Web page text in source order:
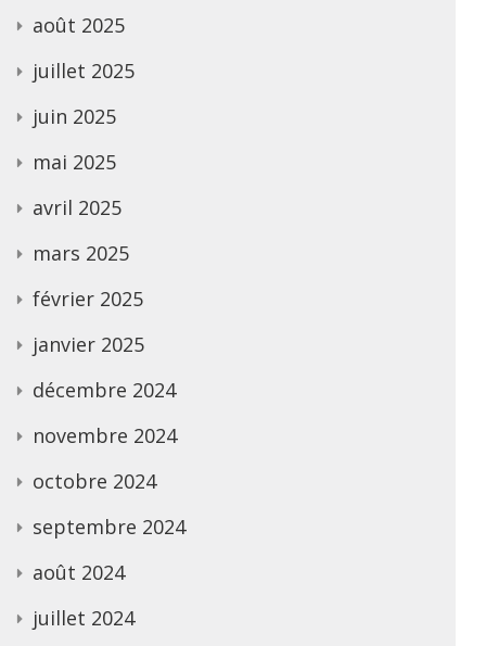
août 2025
juillet 2025
juin 2025
mai 2025
avril 2025
mars 2025
février 2025
janvier 2025
décembre 2024
novembre 2024
octobre 2024
septembre 2024
août 2024
juillet 2024